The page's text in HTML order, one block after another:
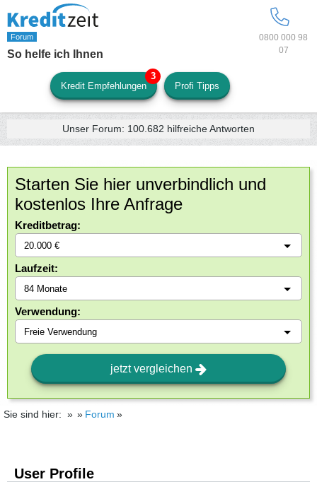
0800 000 98
07
So helfe ich Ihnen
Kredit Empfehlungen Profi Tipps
Unser Forum: 100.682 hilfreiche Antworten
Starten Sie hier unverbindlich und
kostenlos Ihre Anfrage
Kreditbetrag:
Laufzeit:
Verwendung:
jetzt vergleichen
Sie sind hier: Forum
User Profile